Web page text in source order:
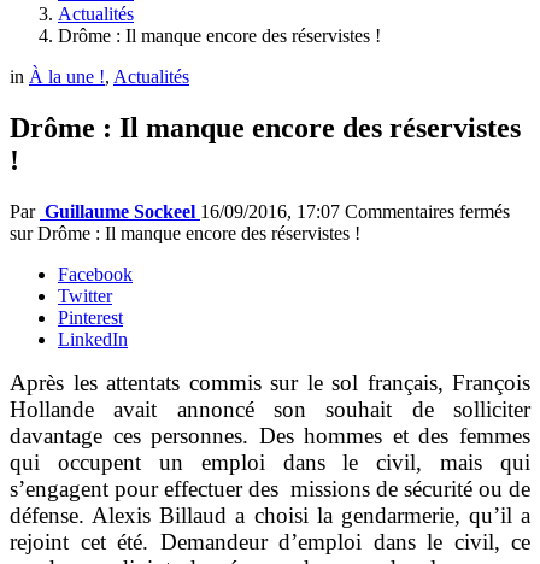
Actualités
Drôme : Il manque encore des réservistes !
in À la une !, Actualités
Drôme : Il manque encore des réservistes
!
Par Guillaume Sockeel 16/09/2016, 17:07 Commentaires fermés
sur Drôme : Il manque encore des réservistes !
Facebook
Twitter
Pinterest
LinkedIn
Après les attentats commis sur le sol français, François
Hollande avait annoncé son souhait de solliciter
davantage ces personnes. Des hommes et des femmes
qui occupent un emploi dans le civil, mais qui
s’engagent pour effectuer des missions de sécurité ou de
défense. Alexis Billaud a choisi la gendarmerie, qu’il a
rejoint cet été. Demandeur d’emploi dans le civil, ce